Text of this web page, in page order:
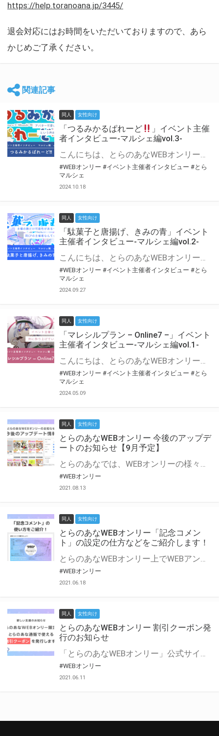
https://help.toranoana.jp/3445/
退会対応にはお時間をいただいておりますので、あら
かじめご了承ください。
関連記事
同人 女性向け
「つるみかるぱれーど
」イベント主催
者インタビュー-マルシェ編vol.3-
こんにちは、とらのあなWEBオンリー運営スタッフです。 新たにお届けする、イベント主催者インタビュー-マルシェ編-は、 とらのあなWEBオンリー「マルシェ」をご利用した主催様に 「マルシェ」を使って開催した感想や心がけをお聞きする企画です。 今回は、WEBオンリー初開催「つるみかるぱれーど
#WEBオンリー #イベント主催者インタビュー #とら
マルシェ
2024.10.18
同人 女性向け
「駄菓子と唐揚げ、きみの青」イベント
主催者インタビュー-マルシェ編vol.2-
こんにちは、とらのあなWEBオンリー運営スタッフです。 新たにお届けする、イベント主催者インタビュー-マルシェ編-は、 とらのあなWEBオンリー「マルシェ」をご利用の主催様に 「マルシェ」を使ってイベントを開催した感想や心がけをお聞きする企画です。 今回は、WEBオンリー初開催「駄菓子と唐揚げ、きみの青」より、 主催のぎこ六屋様にお話を伺いました。 協力：ぎこ六屋様／イベント公式Twitter（@krkgwks） とらのあなWEBオンリー「マルシェ」とは？ WEBオンリーでリアルタイムでコミュニケーションがとれるオンライン会場です。
#WEBオンリー #イベント主催者インタビュー #とら
マルシェ
2024.09.27
同人 女性向け
「マレシルプラン – Online7 –」イベント
主催者インタビュー-マルシェ編vol.1-
こんにちは、とらのあなWEBオンリー運営スタッフです。 新たにお届けする、イベント主催者インタビュー-マルシェ編-は、 とらのあなWEBオンリー「マルシェ」をご利用した主催様に 「マルシェ」を使って開催した感想や心がけをお聞きする企画です。 今回は、WEBオンリー開催7回目迎えた「マレシルプラン – Online7 –」より、 主催の玉川うた様にお話を伺いました。 ▼マレシルプランのインタビュー前回記事 「イベント主催者インタビュー vol.6」はこちら 協力：玉川うた様（マレシルプラン実行委員会 代表）／イベント公式Twitter（@mallesil_plan） とらのあなWEBオンリー「マルシェ」とは？ WEBオンリーでリアルタイムでコミュニケーションがとれるオンライン会場です。
#WEBオンリー #イベント主催者インタビュー #とら
マルシェ
2024.05.09
同人 女性向け
とらのあなWEBオンリー 今後のアップデ
ートのお知らせ【9月予定】
とらのあなでは、WEBオンリーの様々な支援を実施しています。 今回は2021年9月に実装を予定しているアップデート情報についてご紹介いたします。 とらのあなWEBオンリーサイトはこちら
#WEBオンリー
2021.08.13
同人 女性向け
とらのあなWEBオンリー「記念コメン
ト」の設定の仕方などをご紹介します！
とらのあなWEBオンリー上でWEBアンソロジーが作成できる「記念コメント」について、その使い方や作成手順を解説します！ 支援タイプを「サークル参加型」「サークル参加型・マルシェ(イベント会場)機能付き」でお申し込みいただいている主催者様はぜひご活用ください♪ とらのあなWEBオンリーサイトはこちら
#WEBオンリー
2021.06.18
同人 女性向け
とらのあなWEBオンリー 割引クーポン発
行のお知らせ
「とらのあなWEBオンリー」公式サイトでとらのあな通販の「割引クーポン」を配布中！ イベントごとに開催当日限定で使える割引クーポンのシリアルコードを発行します。 とらのあなWEBオンリーのページをチェックして、イベント当日にお得にお買い物を楽しみましょう♪ ※本キャンペーンは予告なく終了する場合がございます。 とらのあなWEBオンリーサイトはこちら
#WEBオンリー
2021.06.11